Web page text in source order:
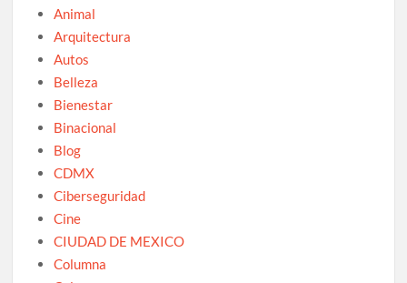
Animal
Arquitectura
Autos
Belleza
Bienestar
Binacional
Blog
CDMX
Ciberseguridad
Cine
CIUDAD DE MEXICO
Columna